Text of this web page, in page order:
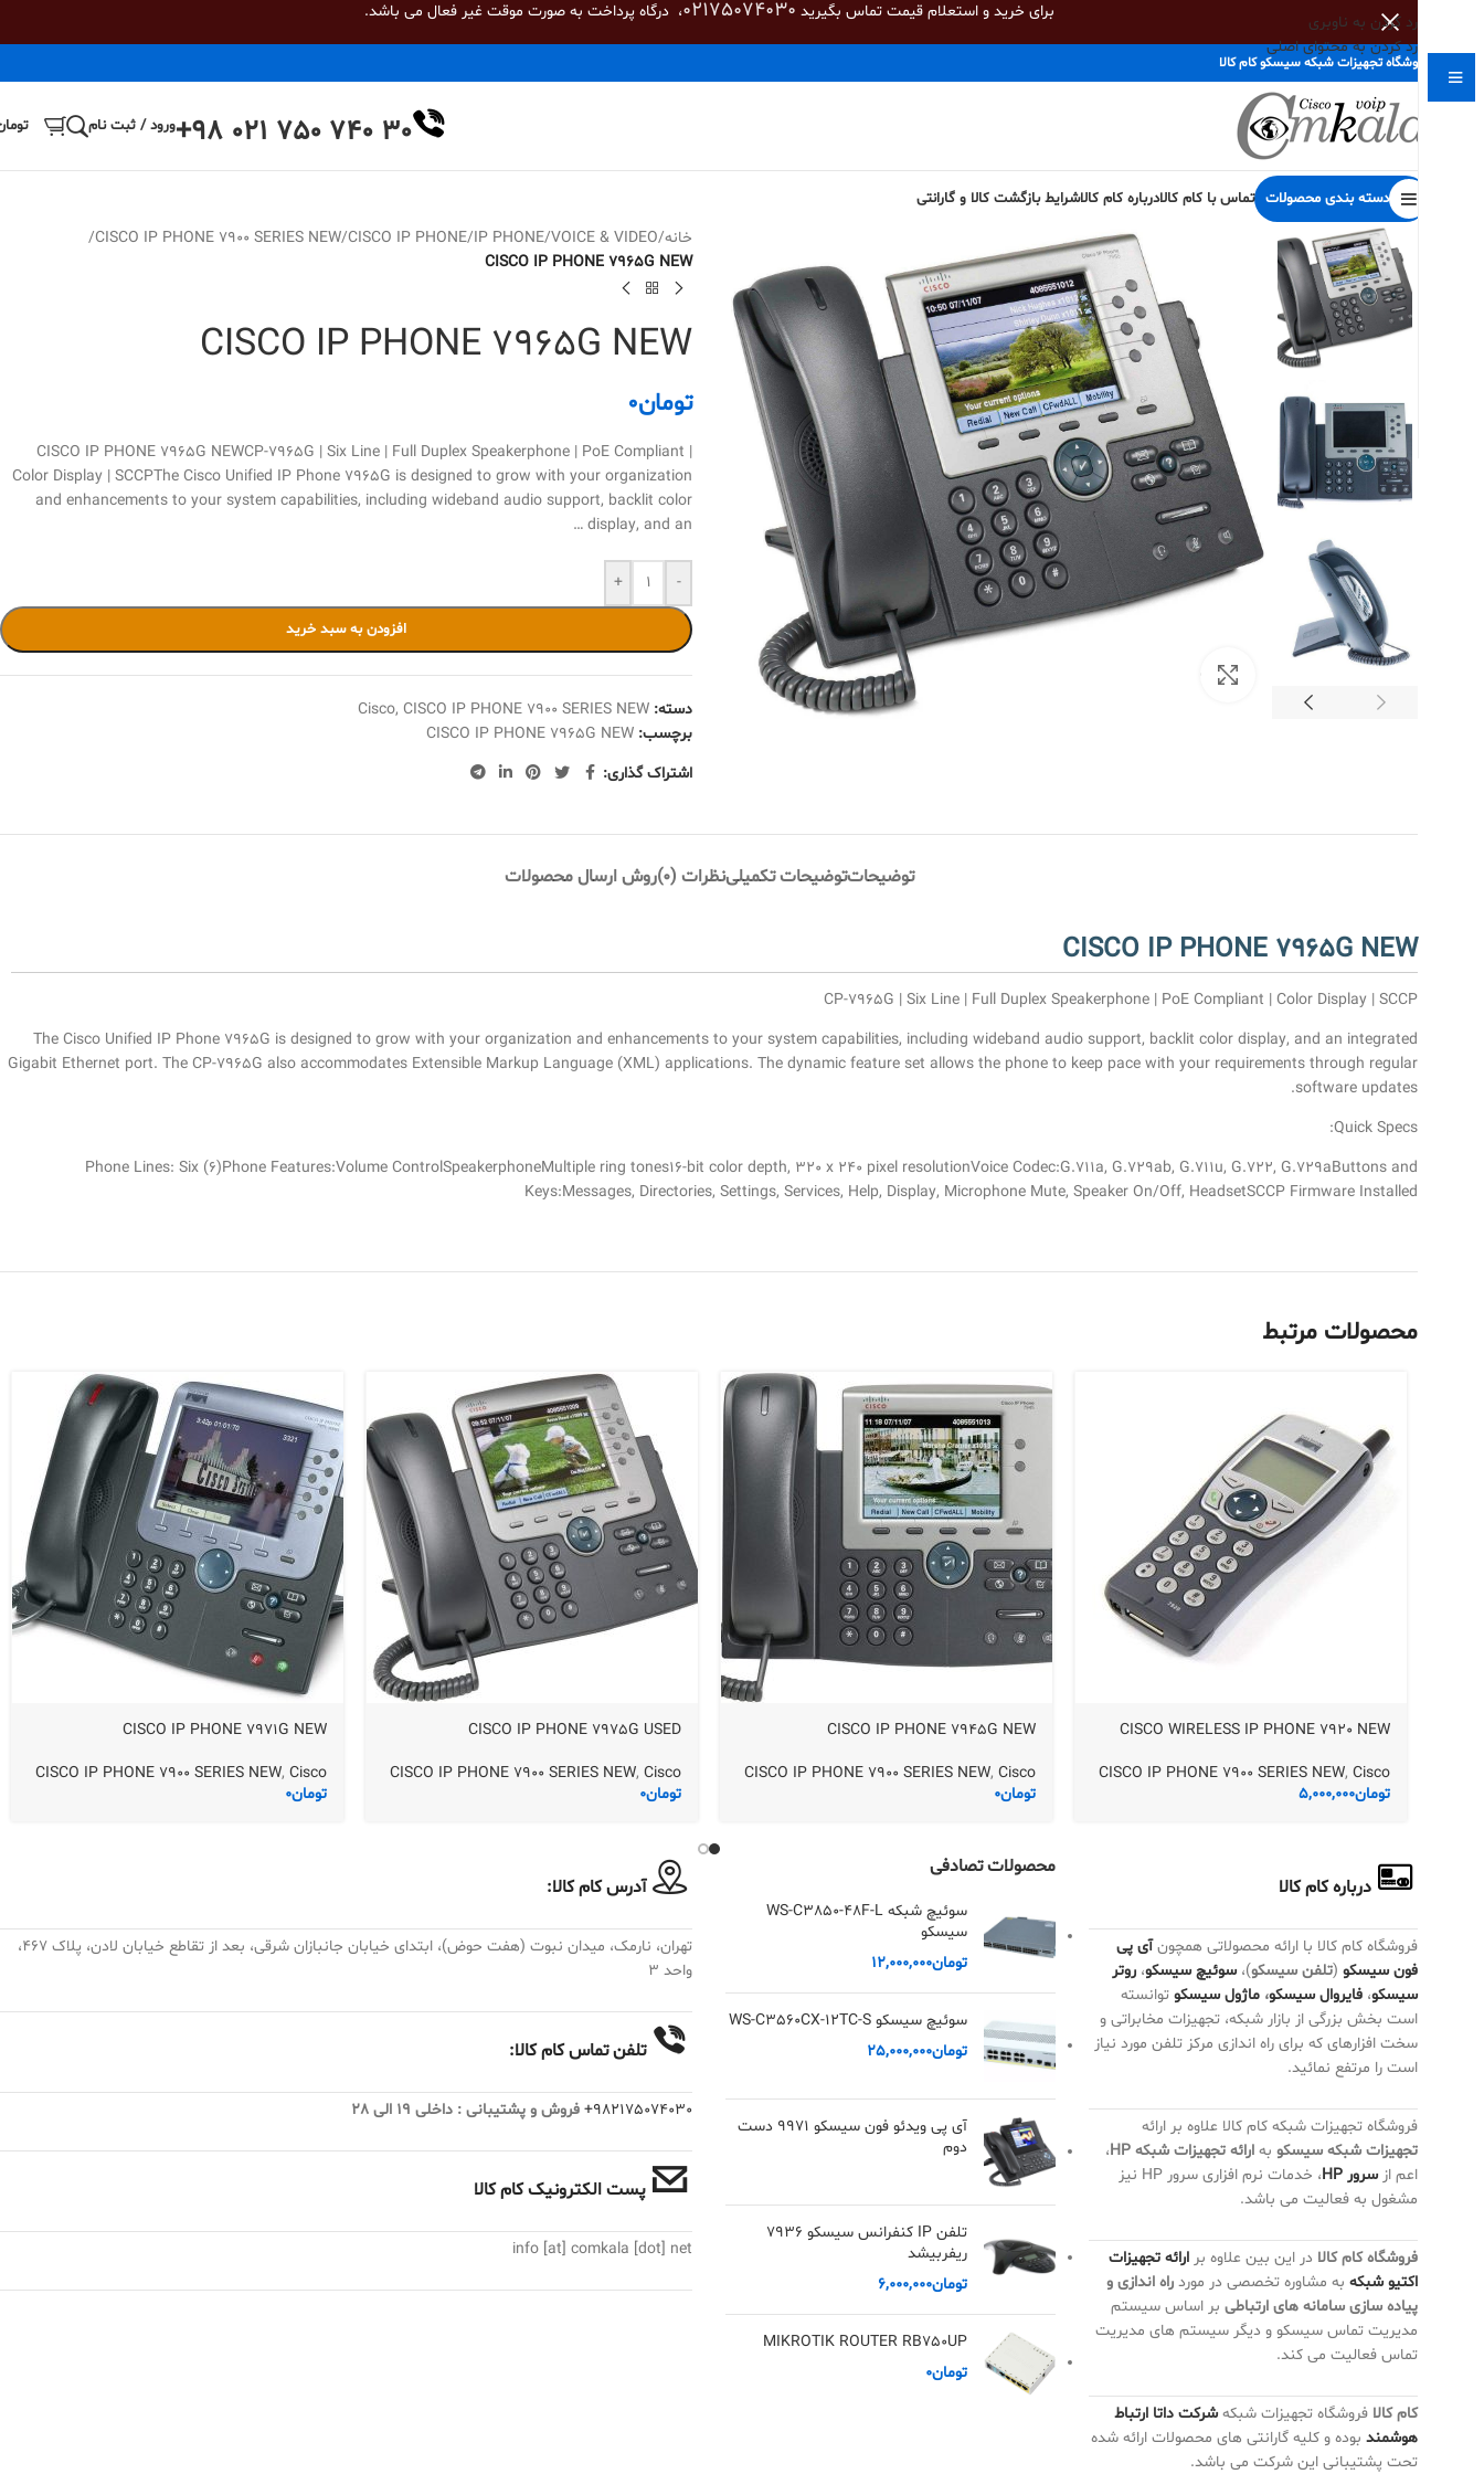
رد کردن به ناوبری
رد کردن به محتوای اصلی
برای خرید و استعلام قیمت تماس بگیرید 02175074030، درگاه پرداخت به صورت موقت غیر فعال می باشد.
فروشگاه تجهیزات شبکه سیسکو کام کالا
+98 021 750 740 30ورود / ثبت نام
دسته بندی محصولات تماس با کام کالادرباره کام کالاشرایط بازگشت کالا و گارانتی
خانه/
VOICE & VIDEO
/
IP PHONE
/
CISCO IP PHONE
/
CISCO IP PHONE 7900 SERIES NEW
/
CISCO IP PHONE 7965G NEW
CISCO IP PHONE 7965G NEW
تومان0
CISCO IP PHONE 7965G NEWCP-7965G | Six Line | Full Duplex Speakerphone | PoE Compliant |
Color Display | SCCPThe Cisco Unified IP Phone 7965G is designed to grow with your organization
and enhancements to your system capabilities, including wideband audio support, backlit color
display, and an …
-
+
افزودن به سبد خرید
دسته: Cisco, CISCO IP PHONE 7900 SERIES NEW
برچسب: CISCO IP PHONE 7965G NEW
اشتراک گذاری:
توضیحاتتوضیحات تکمیلینظرات (0) روش ارسال محصولات
CISCO IP PHONE 7965G NEW
CP-7965G | Six Line | Full Duplex Speakerphone | PoE Compliant | Color Display | SCCP
The Cisco Unified IP Phone 7965G is designed to grow with your organization and enhancements to your system capabilities, including wideband audio support, backlit color display, and an integrated
Gigabit Ethernet port. The CP-7965G also accommodates Extensible Markup Language (XML) applications. The dynamic feature set allows the phone to keep pace with your requirements through regular
software updates.
Quick Specs:
Phone Lines: Six (6)Phone Features:Volume ControlSpeakerphoneMultiple ring tones16-bit color depth, 320 x 240 pixel resolutionVoice Codec:G.711a, G.729ab, G.711u, G.722, G.729aButtons and
Keys:Messages, Directories, Settings, Services, Help, Display, Microphone Mute, Speaker On/Off, HeadsetSCCP Firmware Installed
محصولات مرتبط
CISCO WIRELESS IP PHONE 7920 NEW
CISCO IP PHONE 7900 SERIES NEW, Cisco
تومان5,000,000
CISCO IP PHONE 7945G NEW
CISCO IP PHONE 7900 SERIES NEW, Cisco
تومان0
CISCO IP PHONE 7975G USED
CISCO IP PHONE 7900 SERIES NEW, Cisco
تومان0
CISCO IP PHONE 7971G NEW
CISCO IP PHONE 7900 SERIES NEW, Cisco
تومان0
درباره کام کالا
فروشگاه کام کالا با ارائه محصولاتی همچونآی پی
فون سیسکو (تلفن سیسکو)، سوئیچ سیسکو، روتر
سیسکو، فایروال سیسکو، ماژول سیسکو توانسته
است بخش بزرگی از بازار شبکه، تجهیزات مخابراتی و
سخت افزارهای که برای راه اندازی مرکز تلفن مورد نیاز
است را مرتفع نمائید.
فروشگاه تجهیزات شبکه کام کالا علاوه بر ارائه
تجهیزات شبکه سیسکو به ارائه تجهیزات شبکه HP
،
اعم از سرور HP
، خدمات نرم افزاری سرور HP نیز
مشغول به فعالیت می باشد.
فروشگاه کام کالا در این بین علاوه بر ارائه تجهیزات
اکتیو شبکه به مشاوره تخصصی در مورد راه اندازی و
پیاده سازی سامانه های ارتباطی بر اساس سیستم
مدیریت تماس سیسکو و دیگر سیستم های مدیریت
تماس فعالیت می کند.
کام کالا فروشگاه تجهیزات شبکه شرکت داتا ارتباط
هوشمند بوده و کلیه گارانتی های محصولات ارائه شده
تحت پشتیبانی این شرکت می باشد.
محصولات تصادفی
سوئیچ شبکه WS-C3850-48F-L
سیسکو
تومان12,000,000
سوئیچ سیسکو WS-C3560CX-12TC-S
تومان25,000,000
آی پی ویدئو فون سیسکو 9971 دست
دوم
تلفن IP کنفرانس سیسکو 7936
ریفربیشد
تومان6,000,000
MIKROTIK ROUTER RB750UP
تومان0
آدرس کام کالا:
تهران، نارمک، میدان نبوت (هفت حوض)، ابتدای خیابان جانبازان شرقی، بعد از تقاطع خیابان لادن، پلاک ۴۶۷،
واحد ۳
تلفن تماس کام کالا:
982175074030+ فروش و پشتیبانی : داخلی 19 الی 28
پست الکترونیک کام کالا
info [at] comkala [dot] net